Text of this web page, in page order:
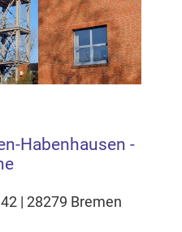
Habenhausen -
| 28279 Bremen